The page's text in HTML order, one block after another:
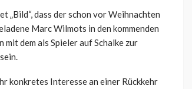
„Bild“, dass der schon vor Weihnachten
Marc Wilmots in den kommenden
dem als Spieler auf Schalke zur
konkretes Interesse an einer Rückkehr